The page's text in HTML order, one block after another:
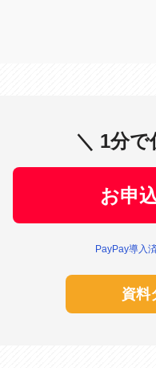
＼ 1分で
お申
PayPay導入
資料